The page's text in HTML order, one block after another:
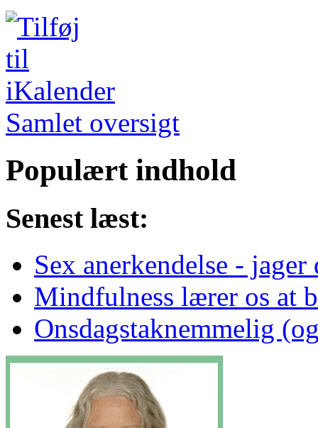
Samlet oversigt
Populært indhold
Senest læst:
Sex anerkendelse - jager
Mindfulness lærer os at
Onsdagstaknemmelig